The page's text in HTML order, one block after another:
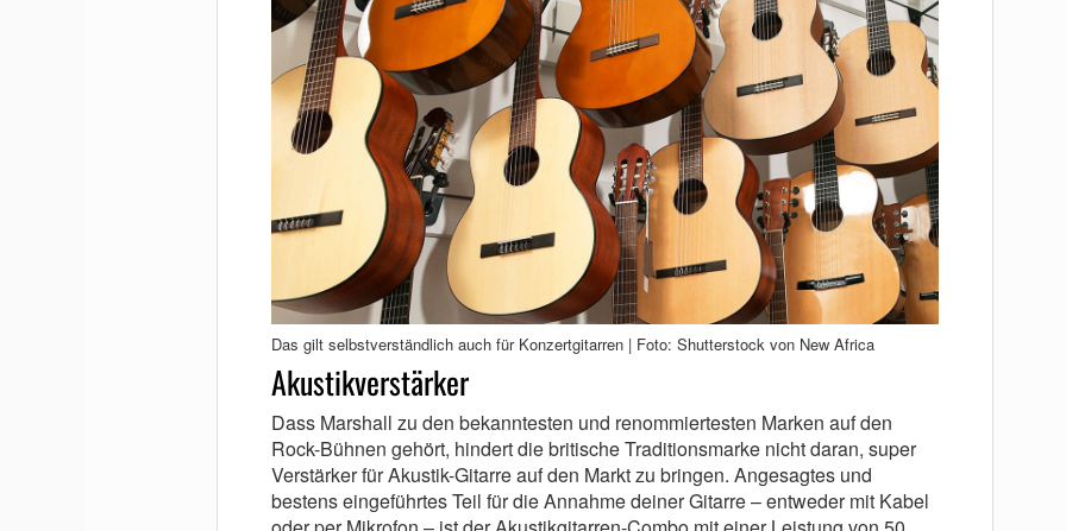
Das gilt selbstverständlich auch für Konzertgitarren | Foto: Shutterstock von New Africa
Akustikverstärker
Dass Marshall zu den bekanntesten und renommiertesten Marken auf den
Rock-Bühnen gehört, hindert die britische Traditionsmarke nicht daran, super
Verstärker für Akustik-Gitarre auf den Markt zu bringen. Angesagtes und
bestens eingeführtes Teil für die Annahme deiner Gitarre – entweder mit Kabel